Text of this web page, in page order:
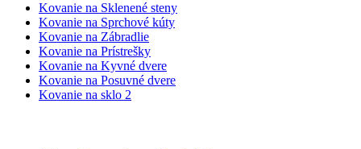
Kovanie na Sklenené steny
Kovanie na Sprchové kúty
Kovanie na Zábradlie
Kovanie na Prístrešky
Kovanie na Kyvné dvere
Kovanie na Posuvné dvere
Kovanie na sklo 2